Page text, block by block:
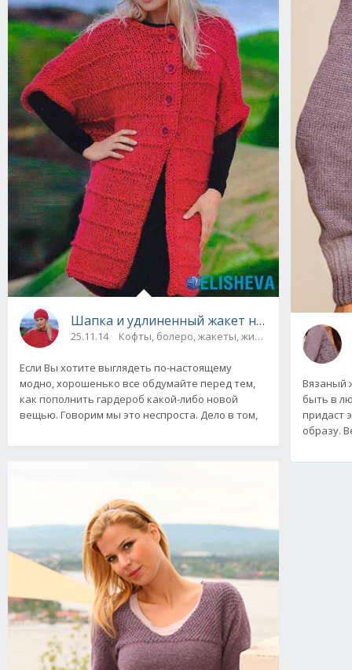
Шапка и удлиненный жакет на пуговицах,
25.11.14 Кофты, болеро, жакеты, жилеты, пуловеры
Если Вы хотите выглядеть по-настоящему
модно, хорошенько все обдумайте перед тем,
как пополнить гардероб какой-либо новой
вещью. Говорим мы это неспроста. Дело в том,
Вязаный
быть в
придаст
образу.